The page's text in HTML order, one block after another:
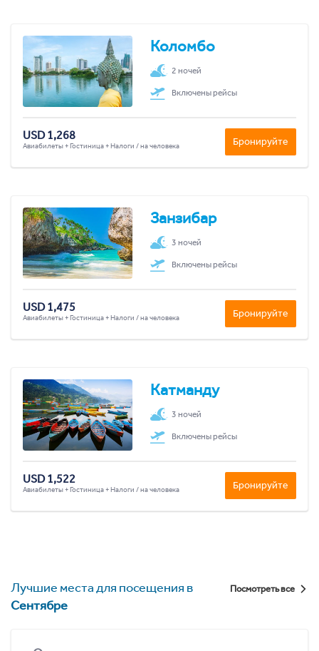
Коломбо
2 ночей
Включены рейсы
USD 1,268
Авиабилеты + Гостиница + Налоги / на человека Бронируйте
Занзибар
3 ночей
Включены рейсы
USD 1,475
Авиабилеты + Гостиница + Налоги / на человека Бронируйте
Катманду
3 ночей
Включены рейсы
USD 1,522
Авиабилеты + Гостиница + Налоги / на человека Бронируйте
Лучшие места для посещения в
Сентябре
Посмотреть все